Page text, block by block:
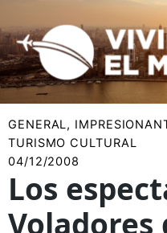
al
contenido
GENERAL,
TURISMO CULTURAL
04/12/2008
Los
Voladores